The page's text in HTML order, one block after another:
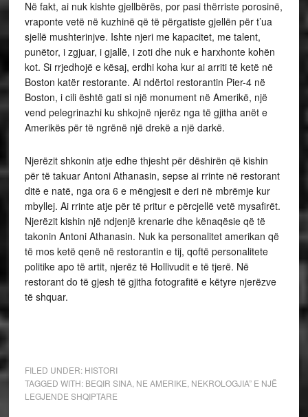
Në fakt, ai nuk kishte gjellbërës, por pasi thërriste porosinë,
vraponte vetë në kuzhinë që të përgatiste gjellën për t’ua
sjellë mushterinjve. Ishte njeri me kapacitet, me talent,
punëtor, i zgjuar, i gjallë, i zoti dhe nuk e harxhonte kohën
kot. Si rrjedhojë e kësaj, erdhi koha kur ai arriti të ketë në
Boston katër restorante. Ai ndërtoi restorantin Pier-4 në
Boston, i cili është gati si një monument në Amerikë, një
vend pelegrinazhi ku shkojnë njerëz nga të gjitha anët e
Amerikës për të ngrënë një drekë a një darkë.
Njerëzit shkonin atje edhe thjesht për dëshirën që kishin
për të takuar Antoni Athanasin, sepse ai rrinte në restorant
ditë e natë, nga ora 6 e mëngjesit e deri në mbrëmje kur
mbyllej. Ai rrinte atje për të pritur e përcjellë vetë mysafirët.
Njerëzit kishin një ndjenjë krenarie dhe kënaqësie që të
takonin Antoni Athanasin. Nuk ka personalitet amerikan që
të mos ketë qenë në restorantin e tij, qoftë personalitete
politike apo të artit, njerëz të Hollivudit e të tjerë. Në
restorant do të gjesh të gjitha fotografitë e këtyre njerëzve
të shquar.
FILED UNDER: HISTORI
TAGGED WITH: BEQIR SINA, NE AMERIKE NEKROLOGJIA” E NJË
LEGJENDE SHQIPTARE